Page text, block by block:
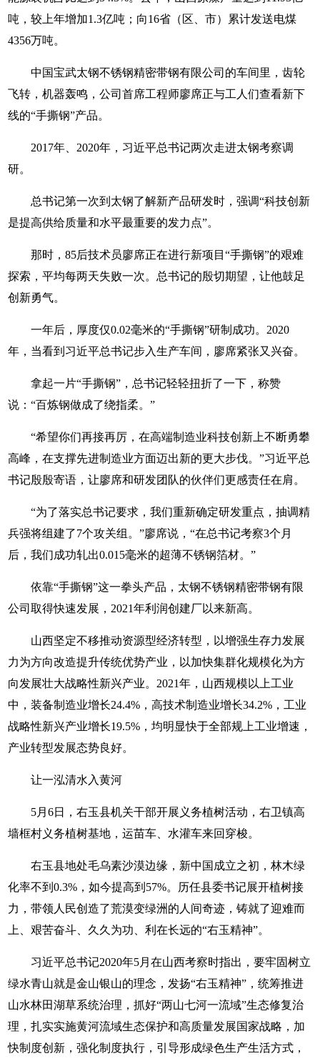
吨，较上年增加1.3亿吨；向16省（区、市）累计发送电煤
4356万吨。
中国宝武太钢不锈钢精密带钢有限公司的车间里，齿轮
飞转，机器轰鸣，公司首席工程师廖席正与工人们查看新下
线的“手撕钢”产品。
2017年、2020年，习近平总书记两次走进太钢考察调
研。
总书记第一次到太钢了解新产品研发时，强调“科技创新
是提高供给质量和水平最重要的发力点”。
那时，85后技术员廖席正在进行新项目“手撕钢”的艰难
探索，平均每两天失败一次。总书记的殷切期望，让他鼓足
创新勇气。
一年后，厚度仅0.02毫米的“手撕钢”研制成功。2020
年，当看到习近平总书记步入生产车间，廖席紧张又兴奋。
拿起一片“手撕钢”，总书记轻轻扭折了一下，称赞
说：“百炼钢做成了绕指柔。”
“希望你们再接再厉，在高端制造业科技创新上不断勇攀
高峰，在支撑先进制造业方面迈出新的更大步伐。”习近平总
书记殷殷寄语，让廖席和研发团队的伙伴们更感责任在肩。
“为了落实总书记要求，我们重新确定研发重点，抽调精
兵强将组建了7个攻关组。”廖席说，“在总书记考察3个月
后，我们成功轧出0.015毫米的超薄不锈钢箔材。”
依靠“手撕钢”这一拳头产品，太钢不锈钢精密带钢有限
公司取得快速发展，2021年利润创建厂以来新高。
山西坚定不移推动资源型经济转型，以增强生存力发展
力为方向改造提升传统优势产业，以加快集群化规模化为方
向发展壮大战略性新兴产业。2021年，山西规模以上工业
中，装备制造业增长24.4%，高技术制造业增长34.2%，工业
战略性新兴产业增长19.5%，均明显快于全部规上工业增速，
产业转型发展态势良好。
让一泓清水入黄河
5月6日，右玉县机关干部开展义务植树活动，右卫镇高
墙框村义务植树基地，运苗车、水灌车来回穿梭。
右玉县地处毛乌素沙漠边缘，新中国成立之初，林木绿
化率不到0.3%，如今提高到57%。历任县委书记展开植树接
力，带领人民创造了荒漠变绿洲的人间奇迹，铸就了迎难而
上、艰苦奋斗、久久为功、利在长远的“右玉精神”。
习近平总书记2020年5月在山西考察时指出，要牢固树立
绿水青山就是金山银山的理念，发扬“右玉精神”，统筹推进
山水林田湖草系统治理，抓好“两山七河一流域”生态修复治
理，扎实实施黄河流域生态保护和高质量发展国家战略，加
快制度创新，强化制度执行，引导形成绿色生产生活方式，